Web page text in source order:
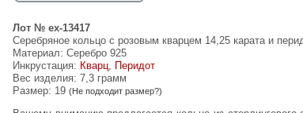
Лот № ex-13417
Серебряное кольцо с розовым кварцем 14,25 карата и
Материал: Серебро 925
Инкрустация: Кварц, Перидот
Вес изделия: 7,3 грамм
Размер: 19 (Не подходит размер?)